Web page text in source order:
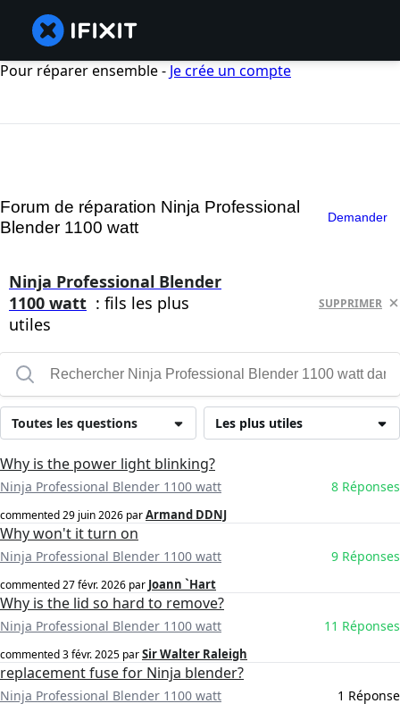
Pour réparer ensemble - Je crée un compte
Forum de réparation Ninja Professional
Blender 1100 watt
Demander
Ninja Professional Blender
1100 watt : fils les plus
utiles
SUPPRIMER
Les plus utiles
Toutes les questions
Why is the power light blinking?
Ninja Professional Blender 1100 watt 8 Réponses
commented29 juin 2026 parArmand DDNJ
Why won't it turn on
Ninja Professional Blender 1100 watt 9 Réponses
commented27 févr. 2026 par Joann `Hart
Why is the lid so hard to remove?
Ninja Professional Blender 1100 watt 11 Réponses
commented3 févr. 2025 parSir Walter Raleigh
replacement fuse for Ninja blender?
Ninja Professional Blender 1100 watt 1 Réponse